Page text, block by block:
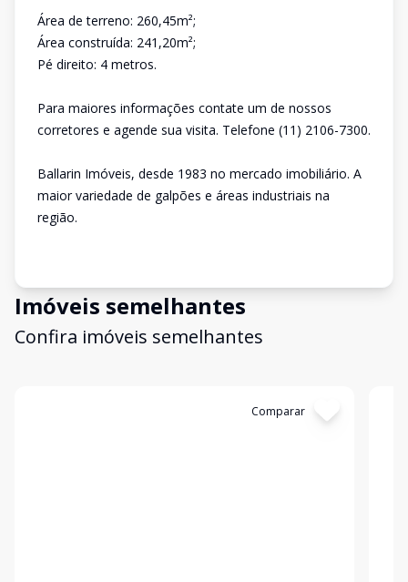
Área de terreno: 260,45m²;
Área construída: 241,20m²;
Pé direito: 4 metros.
Para maiores informações contate um de nossos
corretores e agende sua visita. Telefone (11) 2106-7300.
Ballarin Imóveis, desde 1983 no mercado imobiliário. A
maior variedade de galpões e áreas industriais na
região.
Imóveis semelhantes
Confira imóveis semelhantes
Comparar